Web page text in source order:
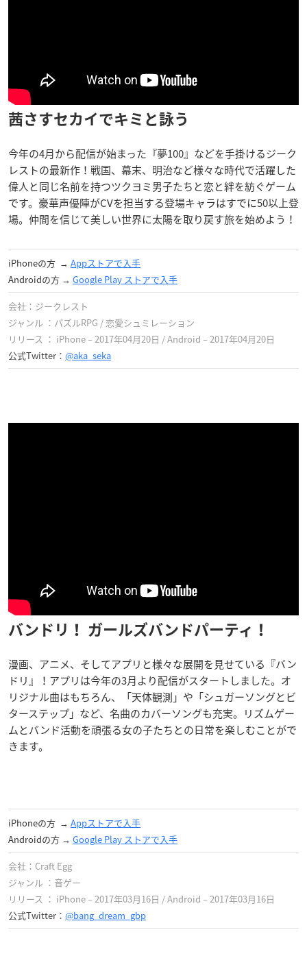
茜さすセカイでキミと詠う
今年の4月から配信が始まった『夢100』などを手掛けるジーク
レストの最新作！戦国、幕末、明治など様々な時代で活躍した
偉人と同じ名前を持つツクヨミ男子たちと恋と絆を紡ぐゲーム
です。豪華声優陣がCVを担当する登場キャラはすでに50以上登
場。仲間を信じて美しい世界に太陽を取り戻す旅を始めよう！
iPhoneの方 → Appストアで入手
Androidの方 → Google Play ストア‎で入手
会社：ジークレスト
ジャンル ：パズルRPG / 恋愛シュミレーション
リリース ： iPhone – 2017年04月20日 / Android – 2017年04月20日
公式Twitter： @aka_seka
バンドリ！ ガールズバンドパーティ！
漫画、アニメ、そしてアプリと様々な展開を見せている『バン
ドリ』！アプリは今年の3月より配信がスタートしました。オ
リジナル曲はもちろん、「天体観測」や「シュガーソングとビ
ターステップ」など、名曲のカバーソングも充実。リズムゲー
ムとバンド活動を頑張る女の子たちとの日常を楽しむことがで
きます。
iPhoneの方 → Appストアで入手
Androidの方 → Google Play ストア‎で入手
会社：Craft Egg
ジャンル ：音ゲー
リリース ： iPhone – 2017年03月16日 / Android – 2017年03月16日
公式Twitter： @bang_dream_gbp